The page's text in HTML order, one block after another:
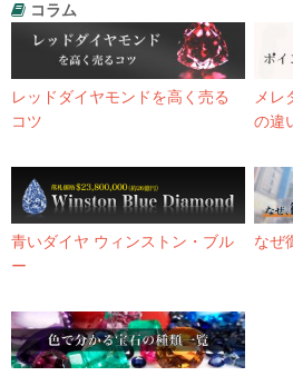
コラム
レッドダイヤモンドを高く売る
コツ
メレ
の違
青いダイヤ ウィンストン・ブル
ー
なぜ